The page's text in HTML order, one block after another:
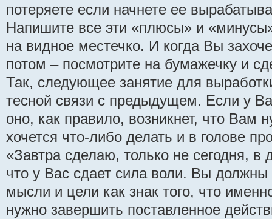
потеряете если начнете ее
Напишите все эти «плюсы» и
на видное местечко. И когда Вы
потом – посмотрите на бумажечку и
Так, следующее занятие для
тесной связи с предыдущем. Если у
оно, как правило, возникнет, что Вам
хочется что-либо делать и в голове
«Завтра сделаю, только не сегодня, в
что у Вас сдает сила воли. Вы должны
мысли и цели как знак того, что
нужно завершить поставленное